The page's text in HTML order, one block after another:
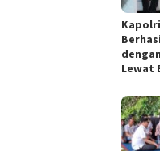
Lewat